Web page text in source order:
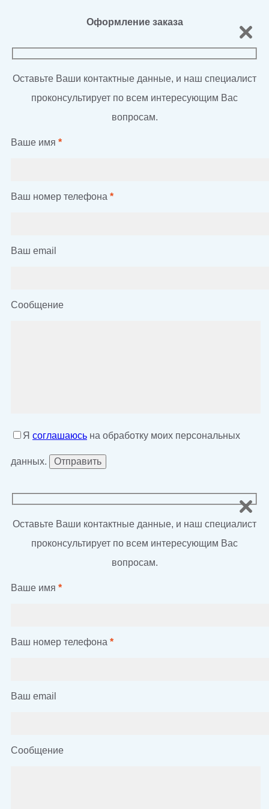
Оформление заказа
Оставьте Ваши контактные данные, и наш специалист
проконсультирует по всем интересующим Вас
вопросам.
Ваше имя *
Ваш номер телефона *
Ваш email
Сообщение
Я соглашаюсь на обработку моих персональных
данных.
Оставьте Ваши контактные данные, и наш специалист
проконсультирует по всем интересующим Вас
вопросам.
Ваше имя *
Ваш номер телефона *
Ваш email
Сообщение